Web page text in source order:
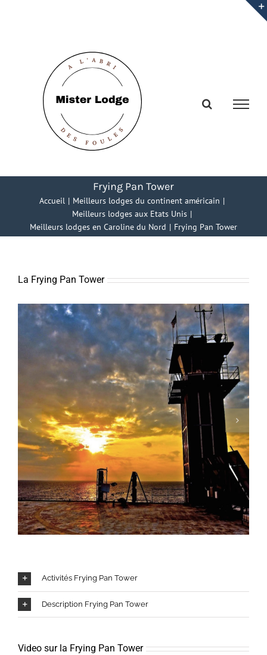
Frying Pan Tower
Accueil
Meilleurs lodges du continent américain
Meilleurs lodges aux Etats Unis
Meilleurs lodges en Caroline du Nord
Frying Pan Tower
La Frying Pan Tower
Activités Frying Pan Tower
Description Frying Pan Tower
Video sur la Frying Pan Tower